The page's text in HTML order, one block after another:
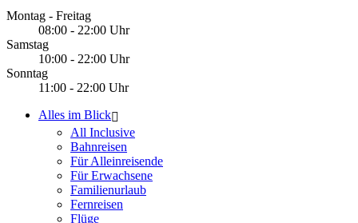
Montag - Freitag
08:00 - 22:00 Uhr
Samstag
10:00 - 22:00 Uhr
Sonntag
11:00 - 22:00 Uhr
Alles im Blick
All Inclusive
Bahnreisen
Für Alleinreisende
Für Erwachsene
Familienurlaub
Fernreisen
Flüge